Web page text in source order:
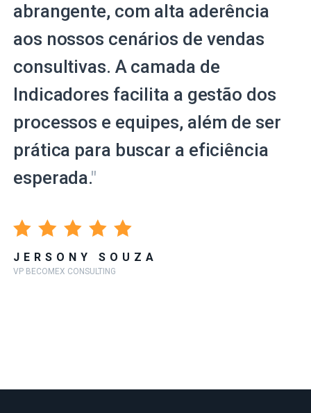
abrangente, com alta aderência
aos nossos cenários de vendas
consultivas. A camada de
Indicadores facilita a gestão dos
processos e equipes, além de ser
prática para buscar a eficiência
esperada."
JERSONY SOUZA
VP BECOMEX CONSULTING